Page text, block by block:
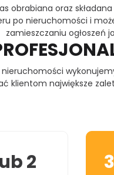
obrabiana oraz
po nieruchomości i
zamieszczaniu ogłoszeń
nieruchomości
klientom największe
2